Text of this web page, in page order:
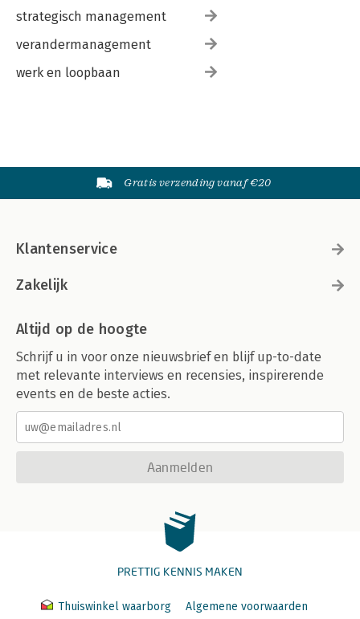
strategisch management
verandermanagement
werk en loopbaan
Gratis verzending vanaf €20
Klantenservice
Zakelijk
Altijd op de hoogte
Schrijf u in voor onze nieuwsbrief en blijf up-to-date
met relevante interviews en recensies, inspirerende
events en de beste acties.
Aanmelden
PRETTIG KENNIS MAKEN
Thuiswinkel waarborg Algemene voorwaarden